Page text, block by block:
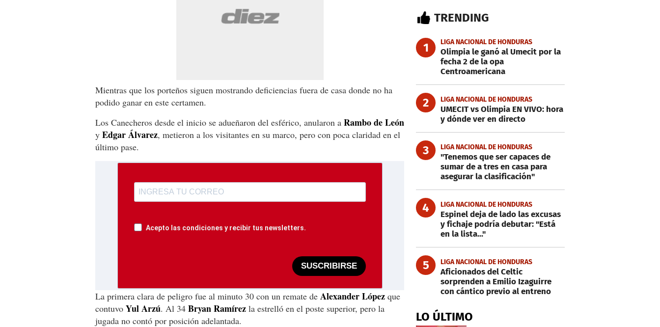
Mientras que los porteños siguen mostrando deficiencias fuera de casa donde no ha
podido ganar en este certamen.
Los Canecheros desde el inicio se adueñaron del esférico, anularon a Rambo de León
y Edgar Álvarez, metieron a los visitantes en su marco, pero con poca claridad en el
último pase.
Acepto las condiciones y recibir tus newsletters.
SUSCRIBIRSE
La primera clara de peligro fue al minuto 30 con un remate de Alexander López que
contuvo Yul Arzú. Al 34 Bryan Ramírez la estrelló en el poste superior, pero la
jugada no contó por posición adelantada.
TRENDING
1 LIGA NACIONAL DE HONDURAS
Olimpia le ganó al Umecit por la
fecha 2 de la opa
Centroamericana
2 LIGA NACIONAL DE HONDURAS
UMECIT vs Olimpia EN VIVO: hora
y dónde ver en directo
3 LIGA NACIONAL DE HONDURAS
"Tenemos que ser capaces de
sumar de a tres en casa para
asegurar la clasificación"
4 LIGA NACIONAL DE HONDURAS
Espinel deja de lado las excusas
y fichaje podría debutar: "Está
en la lista..."
5 LIGA NACIONAL DE HONDURAS
Aficionados del Celtic
sorprenden a Emilio Izaguirre
con cántico previo al entreno
LO ÚLTIMO